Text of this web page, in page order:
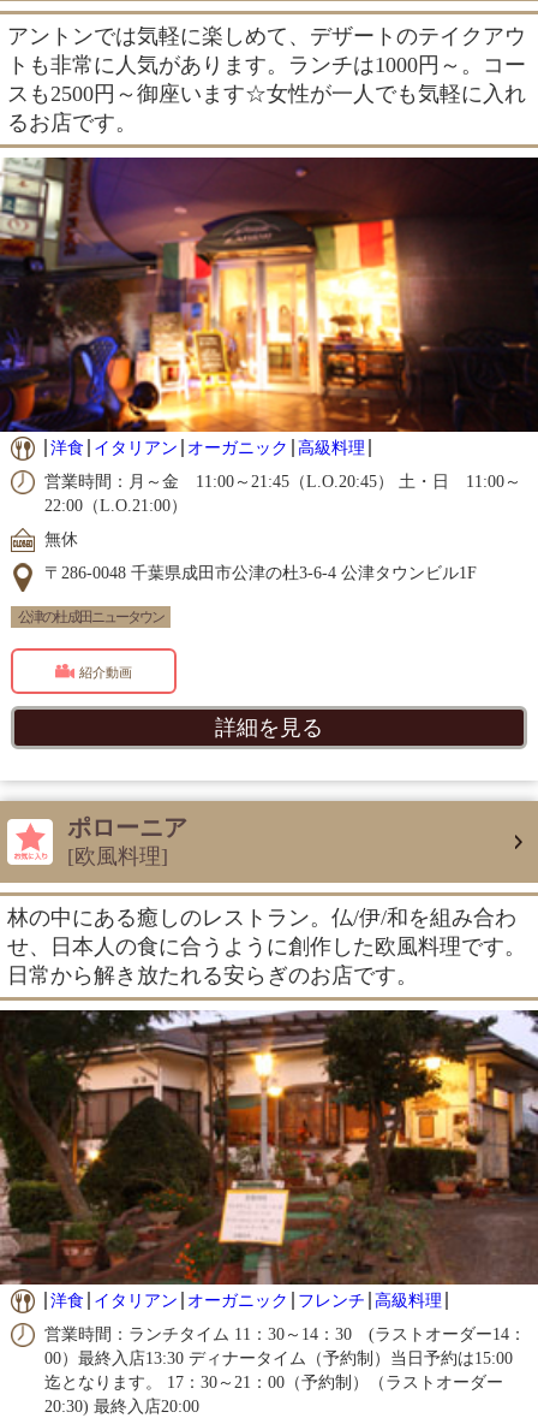
アントンでは気軽に楽しめて、デザートのテイクアウ
トも非常に人気があります。ランチは1000円～。コー
スも2500円～御座います☆女性が一人でも気軽に入れ
るお店です。
洋食 イタリアン オーガニック
高級料理
営業時間：月～金 11:00～21:45（L.O.20:45） 土・日 11:00～
22:00（L.O.21:00）
無休
〒286-0048 千葉県成田市公津の杜3-6-4 公津タウンビル1F
公津の杜 成田ニュータウン
紹介動画
詳細を見る
ポローニア
[欧風料理]
林の中にある癒しのレストラン。仏/伊/和を組み合わ
せ、日本人の食に合うように創作した欧風料理です。
日常から解き放たれる安らぎのお店です。
洋食 イタリアン オーガニック フレンチ 高級料理
営業時間：ランチタイム 11：30～14：30 (ラストオーダー14：
00）最終入店13:30 ディナータイム（予約制）当日予約は15:00
迄となります。 17：30～21：00（予約制）（ラストオーダー
20:30) 最終入店20:00